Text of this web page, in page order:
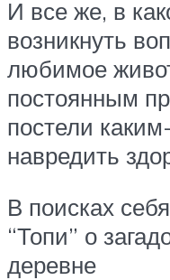
И все же, в
возникнуть
любимое
постоянным
постели
навредить
В поисках
“Топи” о
деревне